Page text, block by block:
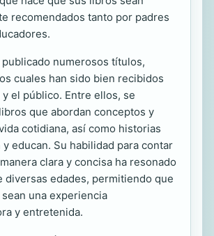
recomendados tanto por padres
publicado numerosos títulos,
cuales han sido bien recibidos
el público. Entre ellos, se
que abordan conceptos y
cotidiana, así como historias
educan. Su habilidad para contar
clara y concisa ha resonado
diversas edades, permitiendo que
una experiencia
y entretenida.